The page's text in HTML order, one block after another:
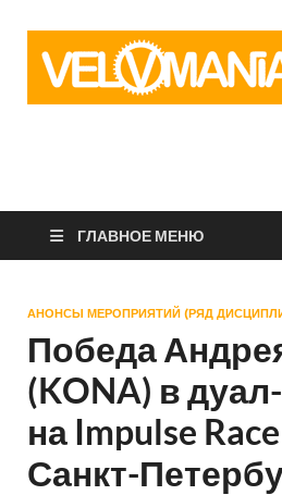
ГЛАВНОЕ МЕНЮ
АНОНСЫ МЕРОПРИЯТИЙ (РЯД
Победа
(KONA) в
на Impulse
Санкт-